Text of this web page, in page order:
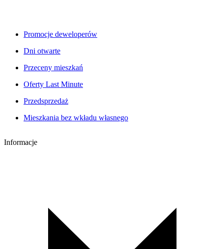
Promocje deweloperów
Dni otwarte
Przeceny mieszkań
Oferty Last Minute
Przedsprzedaż
Mieszkania bez wkładu własnego
Informacje